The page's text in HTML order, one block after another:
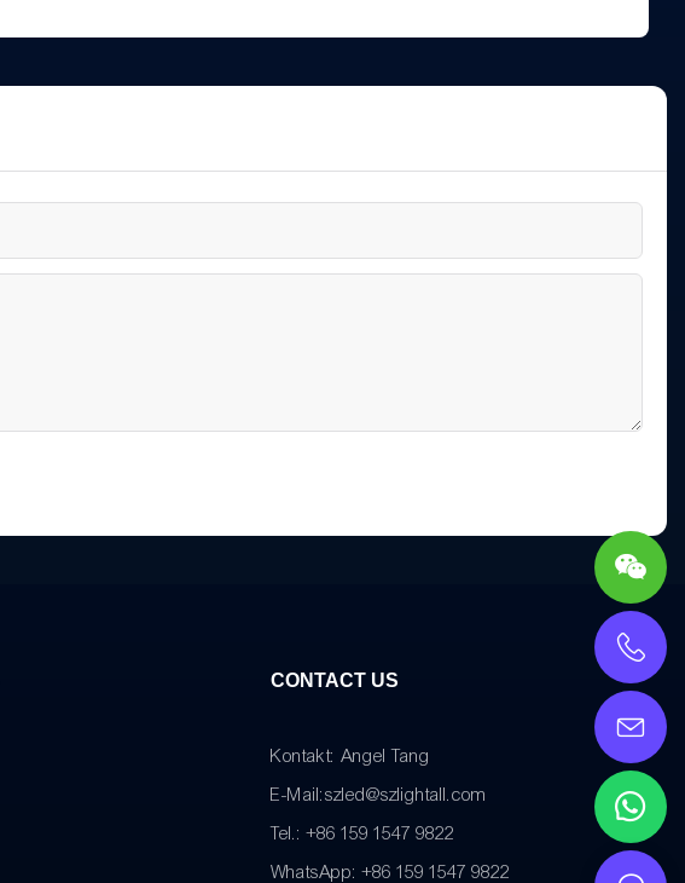
CONTACT US
Kontakt: Angel Tang
E-Mail:szled@szlightall.com
Tel.: +86 159 1547 9822
WhatsApp: +86 159 1547 9822